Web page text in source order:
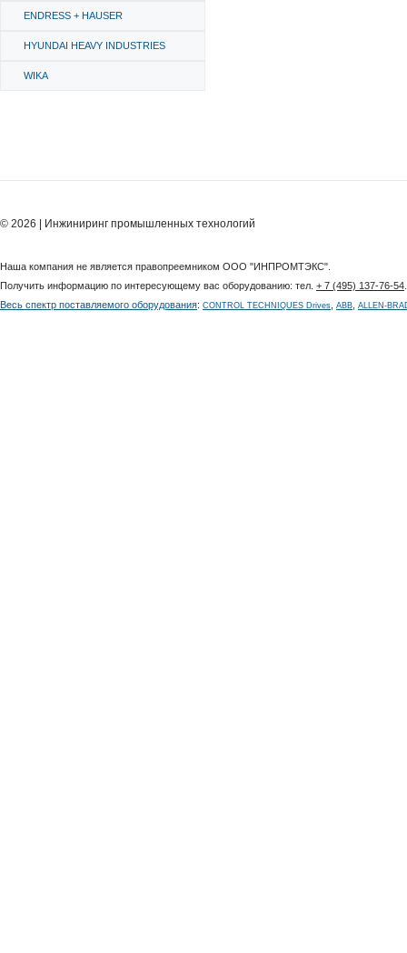
ENDRESS + HAUSER
HYUNDAI HEAVY INDUSTRIES
WIKA
© 2026 | Инжиниринг промышленных технологий
Наша компания не является правопреемником ООО "ИНПРОМТЭКС".
Получить информацию по интересующему вас оборудованию: тел. + 7 (495) 137-76-54
Весь спектр поставляемого оборудования: CONTROL TECHNIQUES Drives ABB ALLEN-